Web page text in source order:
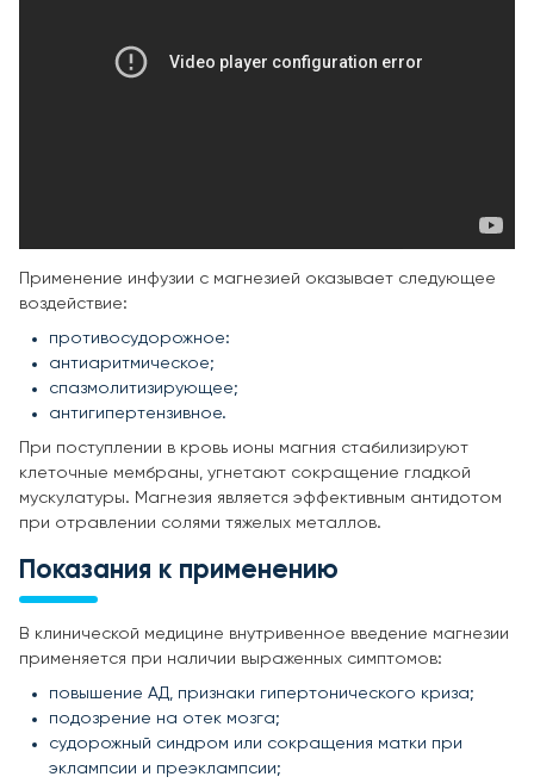
Применение инфузии с магнезией оказывает следующее
воздействие:
противосудорожное:
антиаритмическое;
спазмолитизирующее;
антигипертензивное.
При поступлении в кровь ионы магния стабилизируют
клеточные мембраны, угнетают сокращение гладкой
мускулатуры. Магнезия является эффективным антидотом
при отравлении солями тяжелых металлов.
Показания к применению
В клинической медицине внутривенное введение магнезии
применяется при наличии выраженных симптомов:
повышение АД, признаки гипертонического криза;
подозрение на отек мозга;
судорожный синдром или сокращения матки при
эклампсии и преэклампсии;